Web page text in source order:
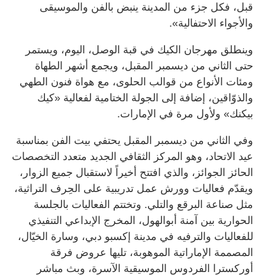
قبل، فكل جزء من المدينة ينبض بالفن والموسيقى
والأجواء الاحتفالية».
وينطلق مهرجان الكيك في قبة الوصل، اليوم، ويستمر
حتى الثاني من ديسمبر المقبل، ويجمع أشهر الطهاة
ومئات الأنواع من قوالب الحلوى، مع هواة فنون الطهي
والذوّاقين، إضافة إلى الجولة الختامية لفعالية «كيك
بيكنك» ولأول مرة في الإمارات.
وفي الثاني من ديسمبر المقبل يحتفي بيت الفن بمناسبة
عيد الاتحاد، وهو المركز الثقافي الجديد متعدد التخصصات
الحائز الجوائز، والذي افتتح أخيراً لاستقبال جميع الزوار،
ويقدّم فعاليات وورش عمل تدريبية على الحِرف التراثية،
مثل صناعة البرقع والتلي. وتختتم الفعاليات بالجلسة
الحوارية بين آمنة أبوالهول، المخرج الإبداعي التنفيذي
للفعاليات والترفيه في مدينة إكسبو دبي، وسارة الخيّال،
المصممة الإماراتية الموهوبة، تليها عروض فرقة
أوركسترا الفردوس الموسيقية الآسرة، وبث مباشر